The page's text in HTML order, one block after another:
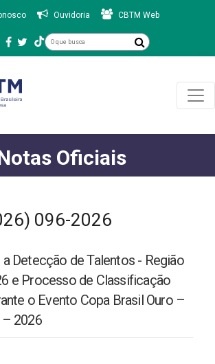
Ouvidoria CBTM Web
Oficiais
096-2026
Detecção de Talentos - Região
e Processo de Classificação
o Evento Copa Brasil Ouro –
2026